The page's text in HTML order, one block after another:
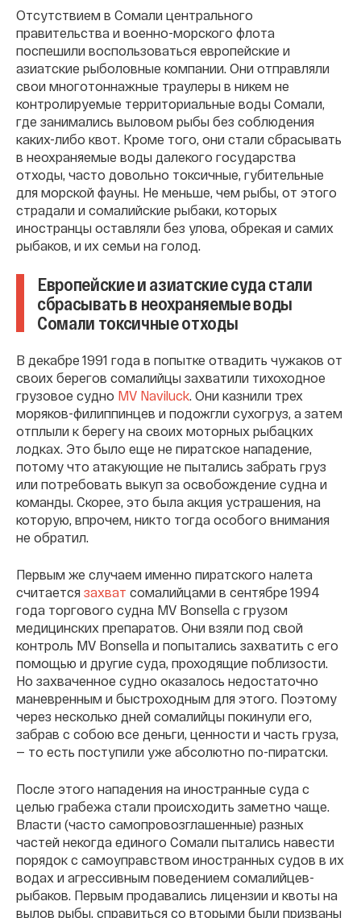
Отсутствием в Сомали центрального
правительства и военно-морского флота
поспешили воспользоваться европейские и
азиатские рыболовные компании. Они отправляли
свои многотоннажные траулеры в никем не
контролируемые территориальные воды Сомали,
где занимались выловом рыбы без соблюдения
каких-либо квот. Кроме того, они стали сбрасывать
в неохраняемые воды далекого государства
отходы, часто довольно токсичные, губительные
для морской фауны. Не меньше, чем рыбы, от этого
страдали и сомалийские рыбаки, которых
иностранцы оставляли без улова, обрекая и самих
рыбаков, и их семьи на голод.
Европейские и азиатские суда стали
сбрасывать в неохраняемые воды
Сомали токсичные отходы
В декабре 1991 года в попытке отвадить чужаков от
своих берегов сомалийцы захватили тихоходное
грузовое судно MV Naviluck. Они казнили трех
моряков-филиппинцев и подожгли сухогруз, а затем
отплыли к берегу на своих моторных рыбацких
лодках. Это было еще не пиратское нападение,
потому что атакующие не пытались забрать груз
или потребовать выкуп за освобождение судна и
команды. Скорее, это была акция устрашения, на
которую, впрочем, никто тогда особого внимания
не обратил.
Первым же случаем именно пиратского налета
считается захват сомалийцами в сентябре 1994
года торгового судна MV Bonsella с грузом
медицинских препаратов. Они взяли под свой
контроль MV Bonsella и попытались захватить с его
помощью и другие суда, проходящие поблизости.
Но захваченное судно оказалось недостаточно
маневренным и быстроходным для этого. Поэтому
через несколько дней сомалийцы покинули его,
забрав с собою все деньги, ценности и часть груза,
— то есть поступили уже абсолютно по-пиратски.
После этого нападения на иностранные суда с
целью грабежа стали происходить заметно чаще.
Власти (часто самопровозглашенные) разных
частей некогда единого Сомали пытались навести
порядок с самоуправством иностранных судов в их
водах и агрессивным поведением сомалийцев-
рыбаков. Первым продавались лицензии и квоты на
вылов рыбы, справиться со вторыми были призваны